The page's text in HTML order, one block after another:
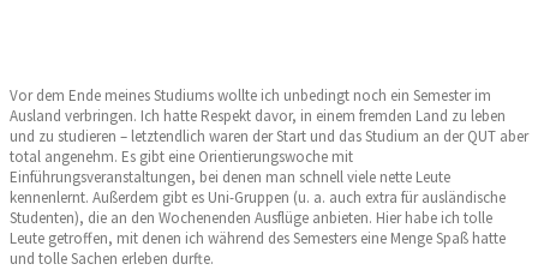
Vor dem Ende meines Studiums wollte ich unbedingt noch ein Semester im
Ausland verbringen. Ich hatte Respekt davor, in einem fremden Land zu leben
und zu studieren – letztendlich waren der Start und das Studium an der QUT aber
total angenehm. Es gibt eine Orientierungswoche mit
Einführungsveranstaltungen, bei denen man schnell viele nette Leute
kennenlernt. Außerdem gibt es Uni-Gruppen (u. a. auch extra für ausländische
Studenten), die an den Wochenenden Ausflüge anbieten. Hier habe ich tolle
Leute getroffen, mit denen ich während des Semesters eine Menge Spaß hatte
und tolle Sachen erleben durfte.